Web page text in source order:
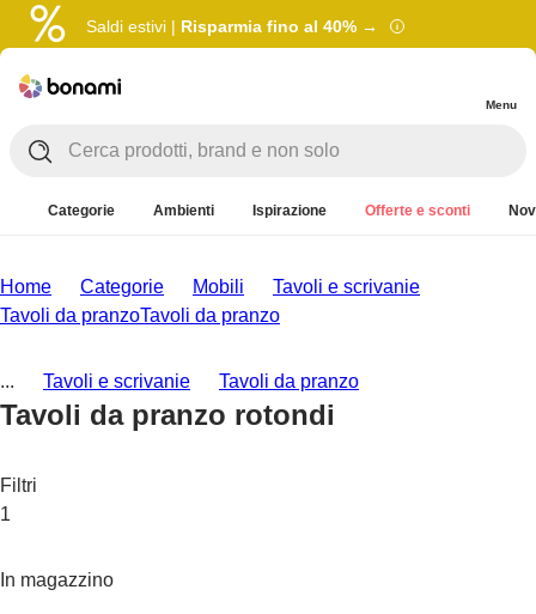
Saldi estivi | Risparmia fino al 40% →
Menu
Categorie Ambienti Ispirazione Offerte e sconti
Home Categorie Mobili
Tavoli e scrivanie
Tavoli da pranzoTavoli da pranzo
... Tavoli e scrivanie Tavoli da pranzo
Tavoli da pranzo rotondi
Filtri
1
In magazzino